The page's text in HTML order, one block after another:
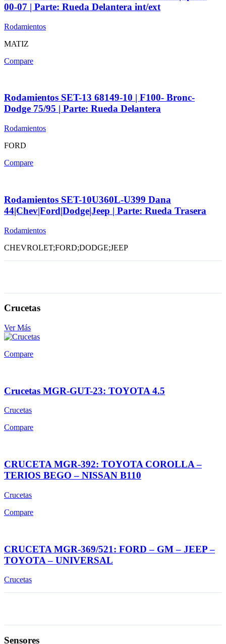
00-07 | Parte: Rueda Delantera int/ext
Rodamientos
MATIZ
Compare
Rodamientos SET-13 68149-10 | F100- Bronc-
Dodge 75/95 | Parte: Rueda Delantera
Rodamientos
FORD
Compare
Rodamientos SET-10U360L-U399 Dana
44|Chev|Ford|Dodge|Jeep | Parte: Rueda Trasera
Rodamientos
CHEVROLET;FORD;DODGE;JEEP
Crucetas
Ver Más
Compare
Crucetas MGR-GUT-23: TOYOTA 4.5
Crucetas
Compare
CRUCETA MGR-392: TOYOTA COROLLA –
TERIOS BEGO – NISSAN B110
Crucetas
Compare
CRUCETA MGR-369/521: FORD – GM – JEEP –
TOYOTA – UNIVERSAL
Crucetas
Sensores